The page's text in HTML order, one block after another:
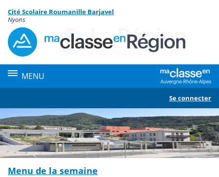
Contenu
Cité Scolaire Roumanille Barjavel
Nyons
MENU
Se connecter
Menu de la semaine